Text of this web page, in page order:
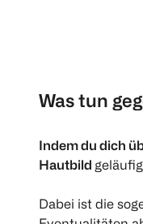
Was tun
Indem du dich
Hautbild
Dabei ist die